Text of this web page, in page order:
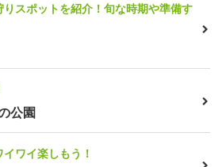
スポットを紹介！旬な時期や準備す
公園
ワイ楽しもう！